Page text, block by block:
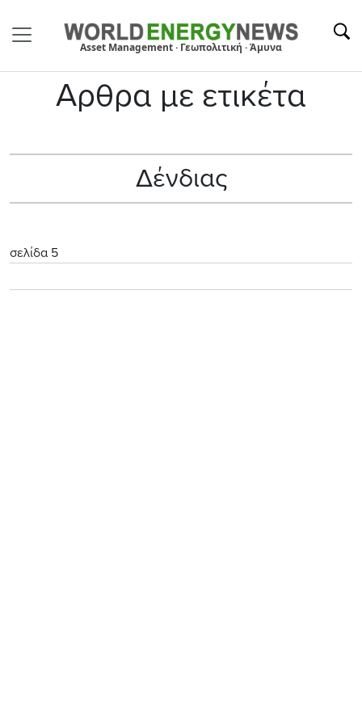
Asset Management · Γεωπολιτική · Άμυνα
Αρθρα με ετικέτα
Δένδιας
σελίδα 5